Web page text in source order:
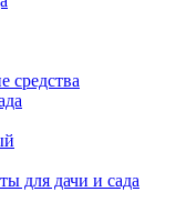
средства
для дачи и сада